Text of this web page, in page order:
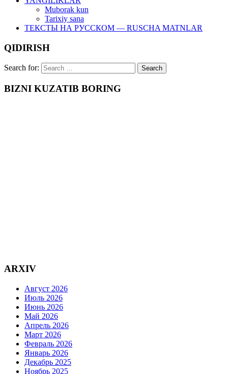
Muborak kun
Tarixiy sana
ТЕКСТЫ НА РУССКОМ — RUSCHA MATNLAR
QIDIRISH
Search for:
BIZNI KUZATIB BORING
ARXIV
Август 2026
Июль 2026
Июнь 2026
Май 2026
Апрель 2026
Март 2026
Февраль 2026
Январь 2026
Декабрь 2025
Ноябрь 2025